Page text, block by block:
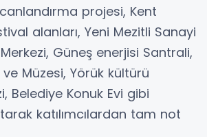
projesi, Kent
alanları, Yeni Mezitli Sanayi
Güneş enerjisi Santrali,
Müzesi, Yörük kültürü
Belediye Konuk Evi gibi
katılımcılardan tam not